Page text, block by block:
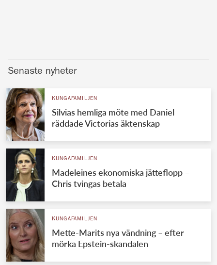
Senaste nyheter
KUNGAFAMILJEN
Silvias hemliga möte med Daniel
räddade Victorias äktenskap
KUNGAFAMILJEN
Madeleines ekonomiska jätteflopp –
Chris tvingas betala
KUNGAFAMILJEN
Mette-Marits nya vändning – efter
mörka Epstein-skandalen